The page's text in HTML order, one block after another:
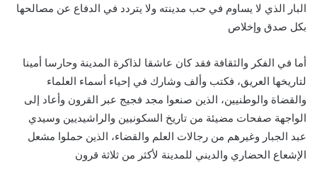
البار الذي لا يساوم في حب مدينته ولا يتردد في الدفاع عن مصالحها
بكل صدق وإخلاص
أما في الفكر والثقافة فقد كان عاشقا لذاكرة المدينة وحارسا أمينا
لتاريخها العريق، فكتب وألف وشارك في إحياء أسماء العلماء
والقضاة والوطنيين، الذين صنعوا مجد فجيج عبر القرون وأعاد إلى
الواجهة صفحات مضيئة من تاريخ السكونيين والراشيديين وسيدي
عبد الجبار وغيرهم من رجالات العلم والقضاء، الذين حملوا مشعل
الإشعاع الحضاري والديني للمدينة لأكثر من ثلاثة قرون